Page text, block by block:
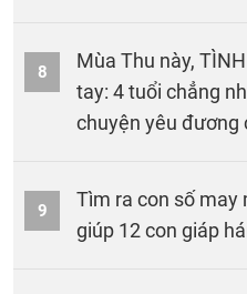
8
Mùa Thu này,
tay: 4 tuổi chẳng
chuyện yêu đương
9
Tìm ra con số
giúp 12 con giáp